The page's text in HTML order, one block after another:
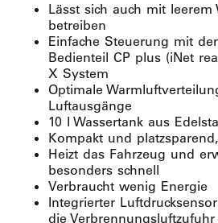
Lässt sich auch mit leerem
betreiben
Einfache Steuerung mit
Bedienteil CP plus (iNet
X System
Optimale
Luftausgänge
10 l Wassertank aus
Kompakt und
Heizt das Fahrzeug und
besonders schnell
Verbraucht wenig Energie
Integrierter
die Verbrennungsluftzufuhr